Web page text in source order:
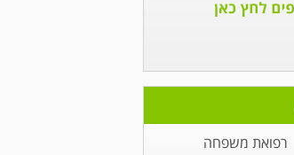
רפואת משפחה